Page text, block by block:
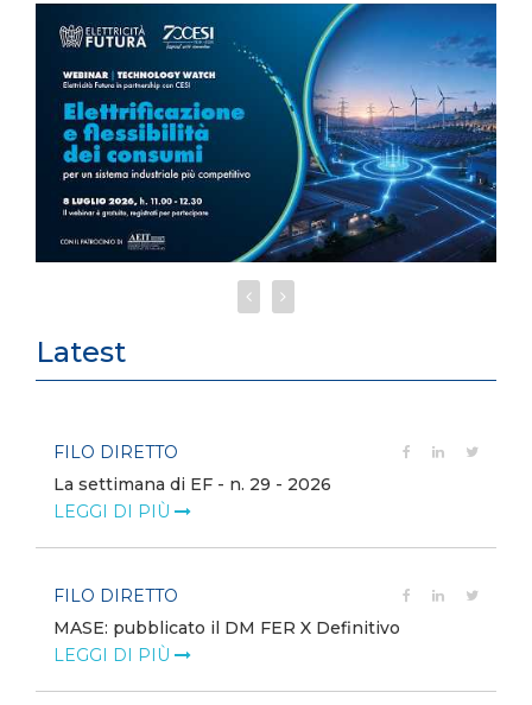
Latest
FILO DIRETTO
La settimana di EF - n. 29 - 2026
LEGGI DI PIÙ
FILO DIRETTO
MASE: pubblicato il DM FER X Definitivo
LEGGI DI PIÙ